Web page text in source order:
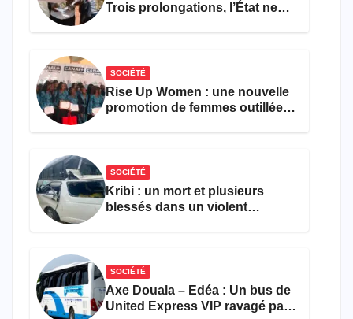
Trois prolongations, l’État ne
SOCIÉTÉ
Rise Up Women : une nouvelle
promotion de femmes outillées
SOCIÉTÉ
Kribi : un mort et plusieurs
blessés dans un violent
SOCIÉTÉ
Axe Douala – Edéa : Un bus de
United Express VIP ravagé par